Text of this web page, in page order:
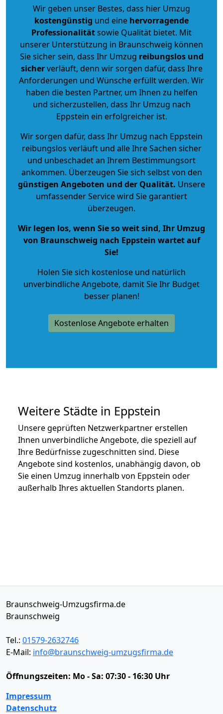
Wir geben unser Bestes, dass hier Umzug
kostengünstig und eine hervorragende
Professionalitätsowie Qualität bietet. Mit
unserer Unterstützung in Braunschweig können
Sie sicher sein, dass Ihr Umzug reibungslos und
sicherverläuft, denn wir sorgen dafür, dass Ihre
Anforderungen und Wünsche erfüllt werden. Wir
haben die besten Partner, um Ihnen zu helfen
und sicherzustellen, dass Ihr Umzug nach
Eppstein ein erfolgreicher ist.
Wir sorgen dafür, dass Ihr Umzug nach Eppstein
reibungslos verläuft und alle Ihre Sachen sicher
und unbeschadet an Ihrem Bestimmungsort
ankommen. Überzeugen Sie sich selbst von den
günstigen Angeboten und der Qualität. Unsere
umfassender Service wird Sie garantiert
überzeugen.
Wir legen los, wenn Sie so weit sind, Ihr Umzug
von Braunschweig nach Eppstein wartet auf
Sie!
Holen Sie sich kostenlose und natürlich
unverbindliche Angebote, damit Sie Ihr Budget
besser planen!
Kostenlose Angebote erhalten
Weitere Städte in Eppstein
Unsere geprüften Netzwerkpartner erstellen
Ihnen unverbindliche Angebote, die speziell auf
Ihre Bedürfnisse zugeschnitten sind. Diese
Angebote sind kostenlos, unabhängig davon, ob
Sie einen Umzug innerhalb von Eppstein oder
außerhalb Ihres aktuellen Standorts planen.
Braunschweig-Umzugsfirma.de
Braunschweig
Tel.: 01579-2632746
E-Mail: info@braunschweig-umzugsfirma.de
Öffnungszeiten: Mo - Sa: 07:30 - 16:30 Uhr
Impressum
Datenschutz